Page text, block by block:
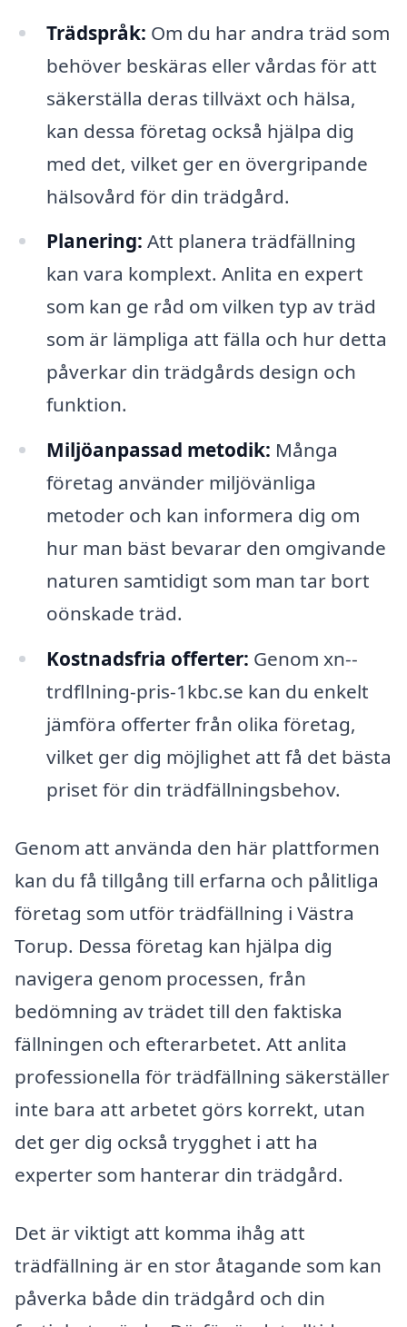
Trädspråk: Om du har andra träd som
behöver beskäras eller vårdas för att
säkerställa deras tillväxt och hälsa,
kan dessa företag också hjälpa dig
med det, vilket ger en övergripande
hälsovård för din trädgård.
Planering: Att planera trädfällning
kan vara komplext. Anlita en expert
som kan ge råd om vilken typ av träd
som är lämpliga att fälla och hur detta
påverkar din trädgårds design och
funktion.
Miljöanpassad metodik: Många
företag använder miljövänliga
metoder och kan informera dig om
hur man bäst bevarar den omgivande
naturen samtidigt som man tar bort
oönskade träd.
Kostnadsfria offerter: Genom xn--
trdfllning-pris-1kbc.se kan du enkelt
jämföra offerter från olika företag,
vilket ger dig möjlighet att få det bästa
priset för din trädfällningsbehov.
Genom att använda den här plattformen
kan du få tillgång till erfarna och pålitliga
företag som utför trädfällning i Västra
Torup. Dessa företag kan hjälpa dig
navigera genom processen, från
bedömning av trädet till den faktiska
fällningen och efterarbetet. Att anlita
professionella för trädfällning säkerställer
inte bara att arbetet görs korrekt, utan
det ger dig också trygghet i att ha
experter som hanterar din trädgård.
Det är viktigt att komma ihåg att
trädfällning är en stor åtagande som kan
påverka både din trädgård och din